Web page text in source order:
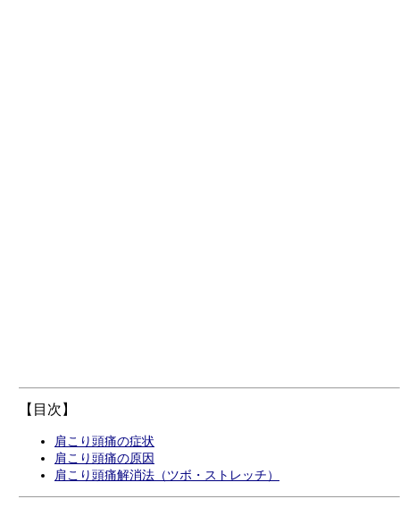
【目次】
肩こり頭痛の症状
肩こり頭痛の原因
肩こり頭痛解消法（ツボ・ストレッチ）